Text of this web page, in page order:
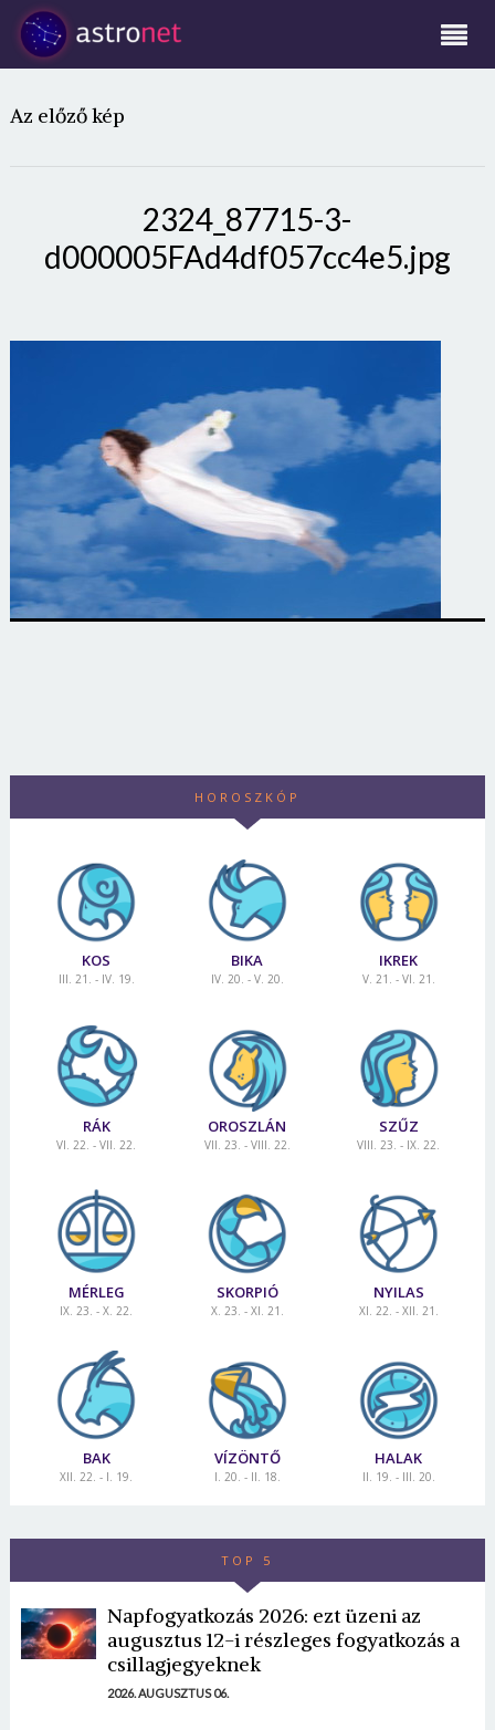
Az előző kép
2324_87715-3-
d000005FAd4df057cc4e5.jpg
HOROSZKÓP
KOS
III. 21. - IV. 19.
BIKA
IV. 20. - V. 20.
IKREK
V. 21. - VI. 21.
RÁK
VI. 22. - VII. 22.
OROSZLÁN
VII. 23. - VIII. 22.
SZŰZ
VIII. 23. - IX. 22.
MÉRLEG
IX. 23. - X. 22.
SKORPIÓ
X. 23. - XI. 21.
NYILAS
XI. 22. - XII. 21.
BAK
XII. 22. - I. 19.
VÍZÖNTŐ
I. 20. - II. 18.
HALAK
II. 19. - III. 20.
TOP 5
Napfogyatkozás 2026: ezt üzeni az
augusztus 12-i részleges fogyatkozás a
csillagjegyeknek
2026. AUGUSZTUS 06.